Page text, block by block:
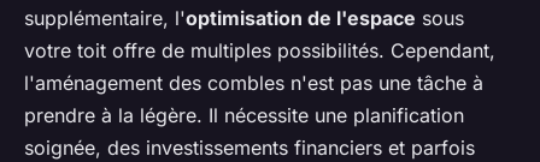
supplémentaire, l'optimisation de l'espace sous
votre toit offre de multiples possibilités. Cependant,
l'aménagement des combles n'est pas une tâche à
prendre à la légère. Il nécessite une planification
soignée, des investissements financiers et parfois